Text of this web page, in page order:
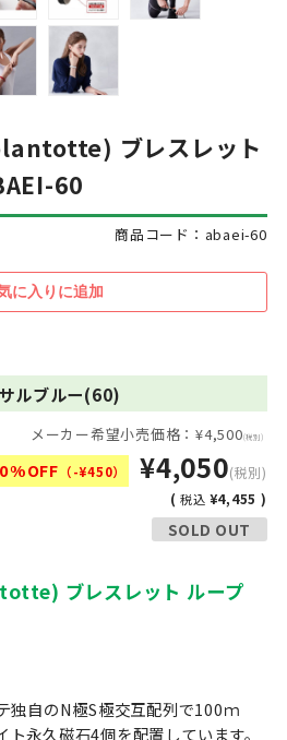
ブレスレット
60
商品コード：abaei-60
ルブルー(60)
メーカー希望小売価格：¥4,500(税別)
（-¥450） ¥4,050(税別)
(税込 ¥4,455 )
SOLD OUT
ブレスレット ループ
独自のN極S極交互配列で100ｍ
永久磁石4個を配置しています。